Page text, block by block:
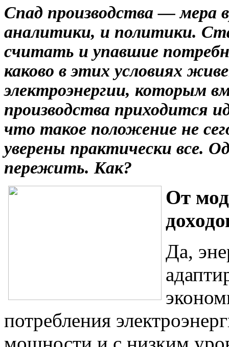
Спад производства — мера
аналитики, и политики.
считать и упавшие
каково в этих условиях
электроэнергии, которым
производства приходится
что такое положение не
уверены практически все.
пережить. Как?
От
Да,
потребления